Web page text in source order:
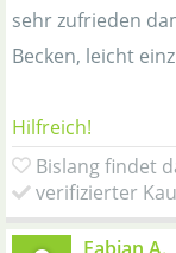
sehr zufrieden
Becken, leicht
Hilfreich!
Bislang findet
verifizierter